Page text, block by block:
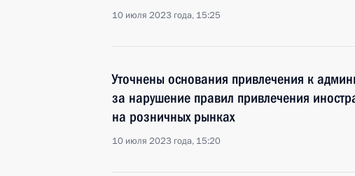
10 июля 2023 года, 15:25
Уточнены основания привлечения к
за нарушение правил привлечения
на розничных рынках
10 июля 2023 года, 15:20